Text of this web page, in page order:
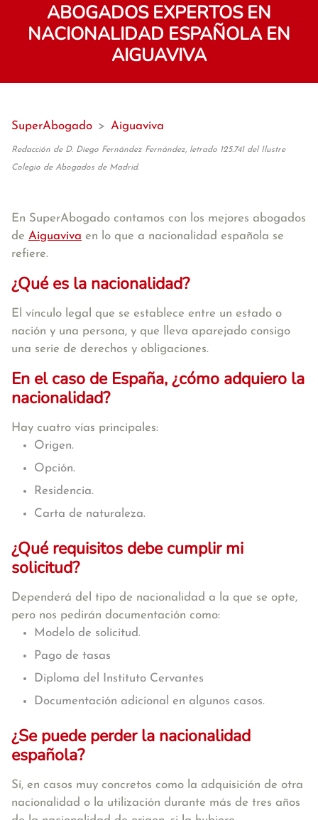
ABOGADOS EXPERTOS EN
NACIONALIDAD ESPAÑOLA EN
AIGUAVIVA
SuperAbogado > Aiguaviva
Redacción de D. Diego Fernández Fernández, letrado 125.741 del Ilustre
Colegio de Abogados de Madrid.
En SuperAbogado contamos con los mejores abogados
de Aiguaviva en lo que a nacionalidad española se
refiere.
¿Qué es la nacionalidad?
El vínculo legal que se establece entre un estado o
nación y una persona, y que lleva aparejado consigo
una serie de derechos y obligaciones.
En el caso de España, ¿cómo adquiero la
nacionalidad?
Hay cuatro vías principales:
Origen.
Opción.
Residencia.
Carta de naturaleza.
¿Qué requisitos debe cumplir mi
solicitud?
Dependerá del tipo de nacionalidad a la que se opte,
pero nos pedirán documentación como:
Modelo de solicitud.
Pago de tasas
Diploma del Instituto Cervantes
Documentación adicional en algunos casos.
¿Se puede perder la nacionalidad
española?
Sí, en casos muy concretos como la adquisición de otra
nacionalidad o la utilización durante más de tres años